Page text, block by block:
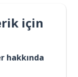
için
hakkında